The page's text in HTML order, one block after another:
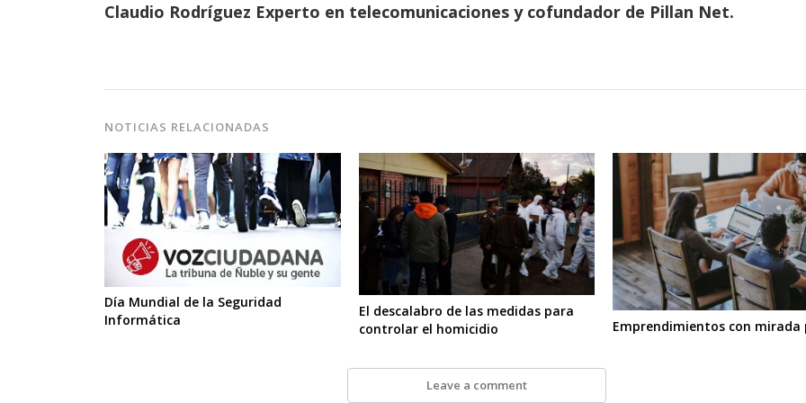
Claudio Rodríguez Experto en telecomunicaciones y cofundador de Pillan Net.
NOTICIAS RELACIONADAS
Día Mundial de la Seguridad
Informática
El descalabro de las medidas para
controlar el homicidio
Emprendimientos con mirada
Leave a comment